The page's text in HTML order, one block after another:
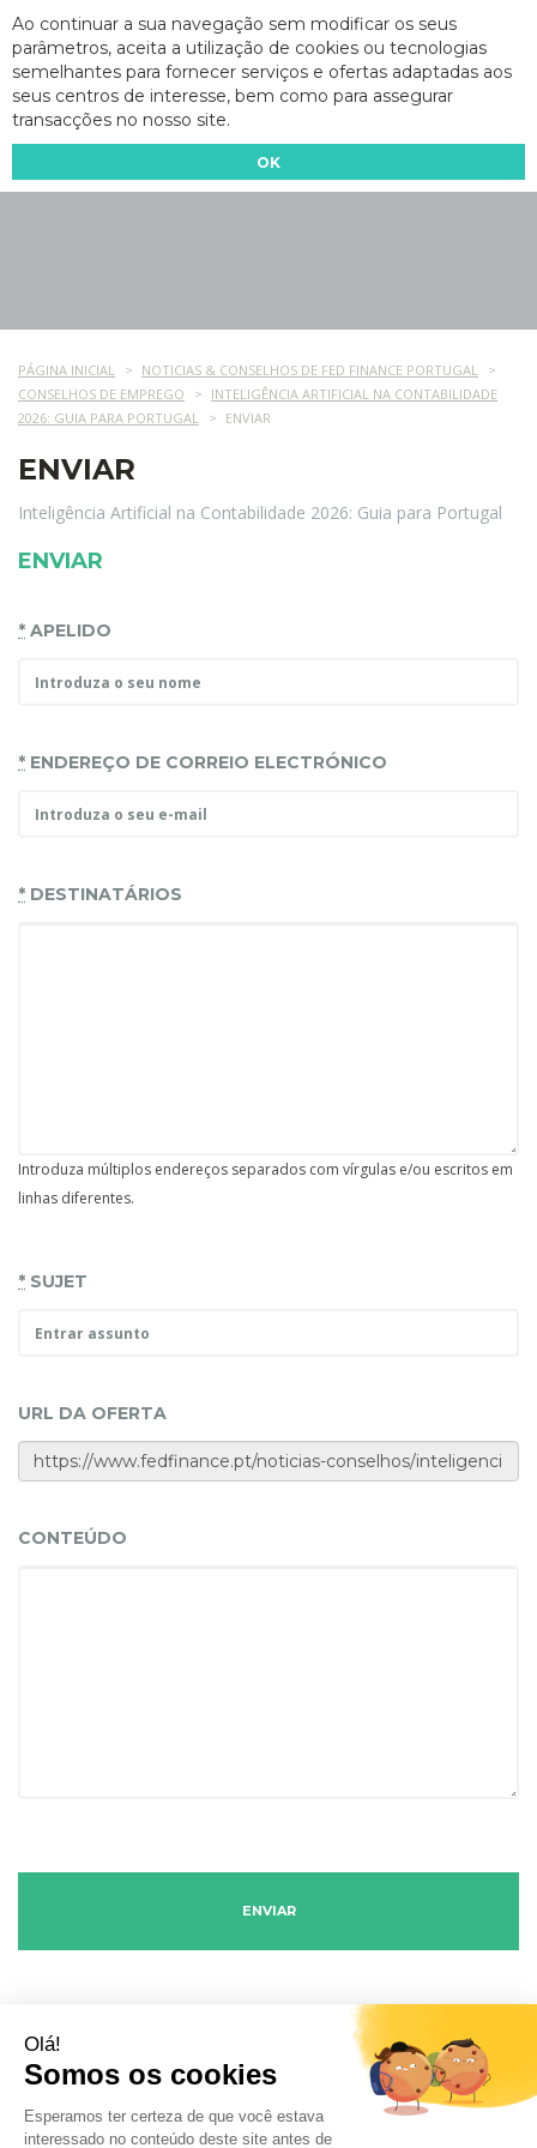
Ao continuar a sua navegação sem modificar os seus
parâmetros, aceita a utilização de cookies ou tecnologias
semelhantes para fornecer serviços e ofertas adaptadas aos
seus centros de interesse, bem como para assegurar
transacções no nosso site.
OK
PÁGINA INICIAL
NOTICIAS & CONSELHOS DE FED FINANCE PORTUGAL
CONSELHOS DE EMPREGO
INTELIGÊNCIA ARTIFICIAL NA CONTABILIDADE
2026: GUIA PARA PORTUGAL
ENVIAR
ENVIAR
Inteligência Artificial na Contabilidade 2026: Guia para Portugal
ENVIAR
* APELIDO
* ENDEREÇO DE CORREIO ELECTRÓNICO
* DESTINATÁRIOS
Introduza múltiplos endereços separados com vírgulas e/ou escritos em
linhas diferentes.
* SUJET
URL DA OFERTA
CONTEÚDO